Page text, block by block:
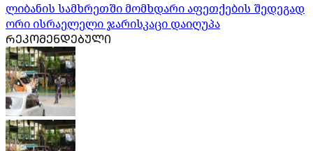
ლიბანის სამხრეთში მომხდარი აფეთქების შედეგად
ორი ისრაელელი ჯარისკაცი დაიღუპა
ᲠᲔᲙᲝᲛᲔᲜᲓᲔᲑᲣᲚᲘ